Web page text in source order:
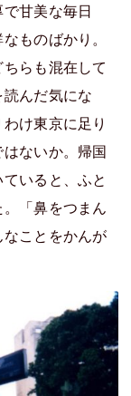
甘美な毎日
ものばかり。
らも混在して
んだ気にな
け東京に足り
ないか。帰国
いると、ふと
「鼻をつまん
ことをかんが